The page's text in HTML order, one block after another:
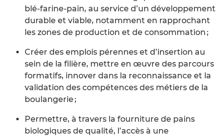
blé-farine-pain, au service d’un développement
durable et viable, notamment en rapprochant
les zones de production et de consommation ;
Créer des emplois pérennes et d’insertion au
sein de la filière, mettre en œuvre des parcours
formatifs, innover dans la reconnaissance et la
validation des compétences des métiers de la
boulangerie ;
Permettre, à travers la fourniture de pains
biologiques de qualité, l’accès à une